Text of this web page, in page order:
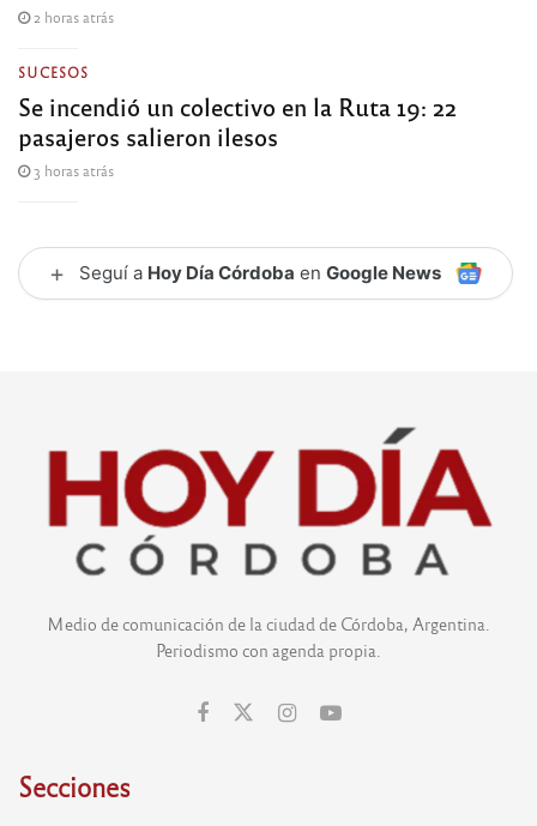
2 horas atrás
SUCESOS
Se incendió un colectivo en la Ruta 19: 22
pasajeros salieron ilesos
3 horas atrás
+ Seguí a Hoy Día Córdoba en Google News
Medio de comunicación de la ciudad de Córdoba, Argentina.
Periodismo con agenda propia.
Secciones